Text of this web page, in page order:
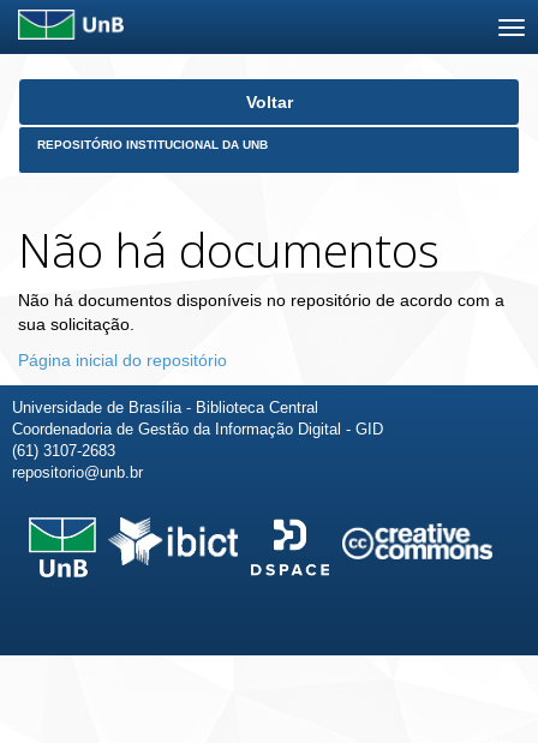
Skip
Voltar
REPOSITÓRIO INSTITUCIONAL DA UNB
Não há documentos
Não há documentos disponíveis no repositório de acordo com a
sua solicitação.
Página inicial do repositório
Universidade de Brasília - Biblioteca Central
Coordenadoria de Gestão da Informação Digital - GID
(61) 3107-2683
repositorio@unb.br